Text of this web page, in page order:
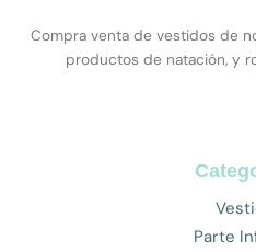
Compra venta de vestidos de
productos de natación, y
Parte